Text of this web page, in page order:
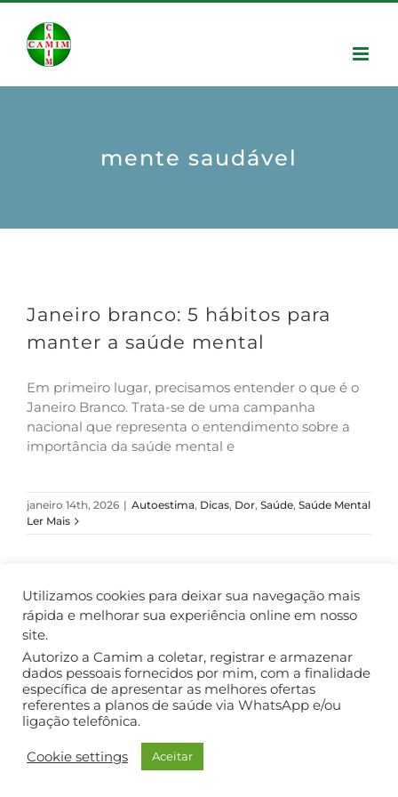
mente saudável
Janeiro branco: 5 hábitos para
manter a saúde mental
Em primeiro lugar, precisamos entender o que é o
Janeiro Branco. Trata-se de uma campanha
nacional que representa o entendimento sobre a
importância da saúde mental e
janeiro 14th, 2026 | Autoestima, Dicas, Dor, Saúde, Saúde Mental
Ler Mais
COPYRIGHT ©2018. TODOS OS DIREITOS RESERVADOS.
Utilizamos cookies para deixar sua navegação mais
rápida e melhorar sua experiência online em nosso
site.
Autorizo a Camim a coletar, registrar e armazenar
dados pessoais fornecidos por mim, com a finalidade
específica de apresentar as melhores ofertas
referentes a planos de saúde via WhatsApp e/ou
ligação telefônica.
Cookie settings Aceitar